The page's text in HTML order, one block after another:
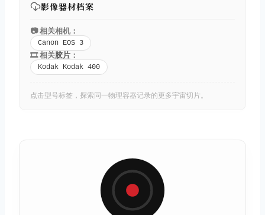
影像器材档案
📷 相关相机：
Canon EOS 3
🎞️ 相关胶片 ：
Kodak Kodak 400
点击型号标签，探索同一物理容器记录的更多宇宙切片。